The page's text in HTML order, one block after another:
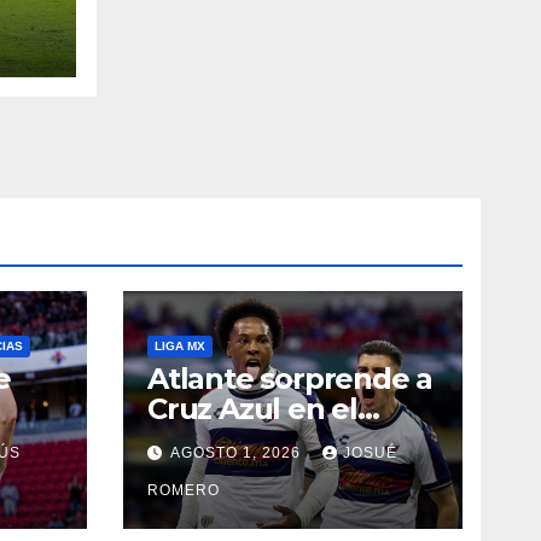
LIGA MX
Atlante sorprende a
Cruz Azul en el
Banorte
AGOSTO 1, 2026 JOSUÉ
ROMERO